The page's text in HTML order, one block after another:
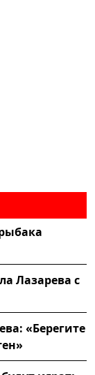
Лазарева с
«Берегите